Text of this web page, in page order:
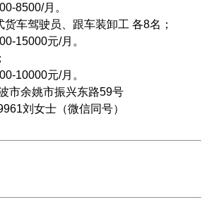
8500/月。
车驾驶员、跟车装卸工 各8名；
15000元/月。
10000元/月。
市余姚市振兴东路59号
刘女士（微信同号）